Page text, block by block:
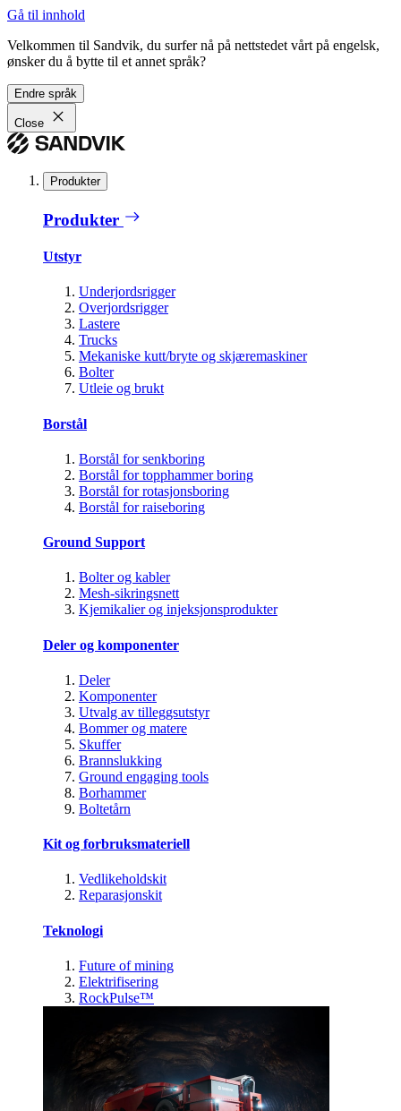
Gå til innhold
Velkommen til Sandvik, du surfer nå på nettstedet vårt på engelsk,
ønsker du å bytte til et annet språk?
Endre språk
Close
Produkter
Produkter
Utstyr
Underjordsrigger
Overjordsrigger
Lastere
Trucks
Mekaniske kutt/bryte og skjæremaskiner
Bolter
Utleie og brukt
Borstål
Borstål for senkboring
Borstål for topphammer boring
Borstål for rotasjonsboring
Borstål for raiseboring
Ground Support
Bolter og kabler
Mesh-sikringsnett
Kjemikalier og injeksjonsprodukter
Deler og komponenter
Deler
Komponenter
Utvalg av tilleggsutstyr
Bommer og matere
Skuffer
Brannslukking
Ground engaging tools
Borhammer
Boltetårn
Kit og forbruksmateriell
Vedlikeholdskit
Reparasjonskit
Teknologi
Future of mining
Elektrifisering
RockPulse™